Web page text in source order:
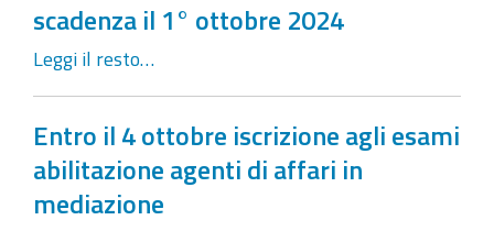
scadenza il 1° ottobre 2024
Leggi il resto…
Entro il 4 ottobre iscrizione agli esami
abilitazione agenti di affari in
mediazione